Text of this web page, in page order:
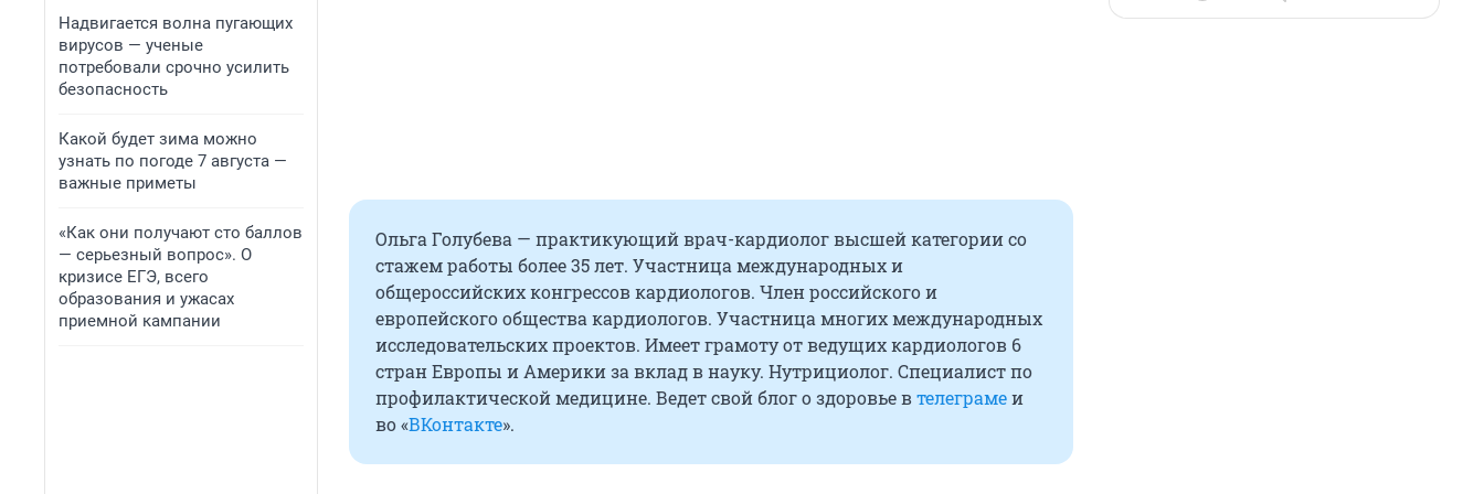
Надвигается волна пугающих
вирусов — ученые
потребовали срочно усилить
безопасность
Какой будет зима можно
узнать по погоде 7 августа —
важные приметы
«Как они получают сто баллов
— серьезный вопрос». О
кризисе ЕГЭ, всего
образования и ужасах
приемной кампании
Ольга Голубева — практикующий врач-кардиолог высшей категории со
стажем работы более 35 лет. Участница международных и
общероссийских конгрессов кардиологов. Член российского и
европейского общества кардиологов. Участница многих международных
исследовательских проектов. Имеет грамоту от ведущих кардиологов 6
стран Европы и Америки за вклад в науку. Нутрициолог. Специалист по
профилактической медицине. Ведет свой блог о здоровье втелеграмеи
во «ВКонтакте».